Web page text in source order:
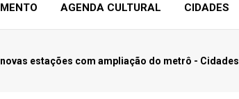
AGENDA CULTURAL CIDADES
estações com ampliação do metrô - Cidades